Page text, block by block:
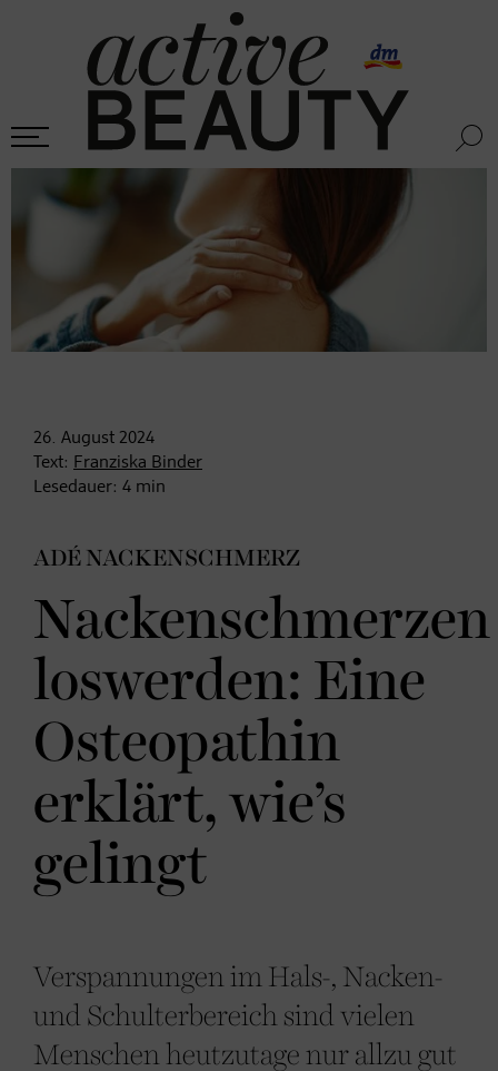
26. August 2024
Text: Franziska Binder
Lesedauer: 4 min
ADÉ NACKENSCHMERZ
Nackenschmerzen
loswerden: Eine
Osteopathin
erklärt, wie’s
gelingt
Verspannungen im Hals-, Nacken-
und Schulterbereich sind vielen
Menschen heutzutage nur allzu gut